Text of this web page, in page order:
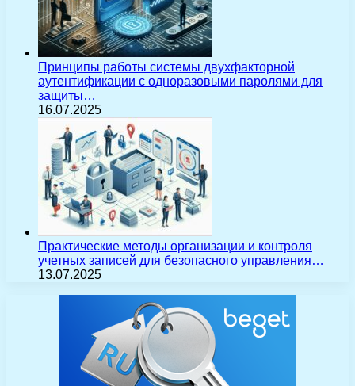
Принципы работы системы двухфакторной
аутентификации с одноразовыми паролями для
защиты…
16.07.2025
Практические методы организации и контроля
учетных записей для безопасного управления…
13.07.2025